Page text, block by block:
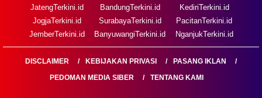
JatengTerkini.id
JogjaTerkini.id
JemberTerkini.id
BandungTerkini.id
SurabayaTerkini.id
BanyuwangiTerkini.id
KediriTerkini.id
PacitanTerkini.id
NganjukTerkini.id
DISCLAIMER KEBIJAKAN PRIVASI
PASANG IKLAN
PEDOMAN MEDIA SIBER
TENTANG KAMI